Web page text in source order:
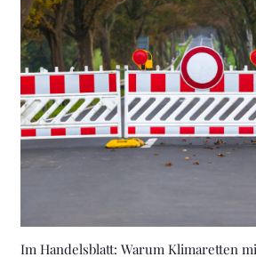
Im Handelsblatt: Warum Klimaretten